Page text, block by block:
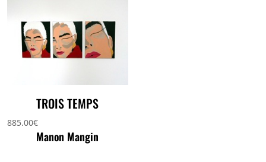
TROIS TEMPS
885.00€
Manon Mangin